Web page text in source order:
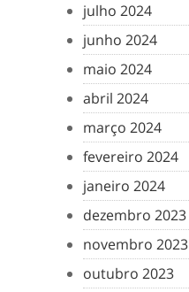
julho 2024
junho 2024
maio 2024
abril 2024
março 2024
fevereiro 2024
janeiro 2024
dezembro 2023
novembro 2023
outubro 2023